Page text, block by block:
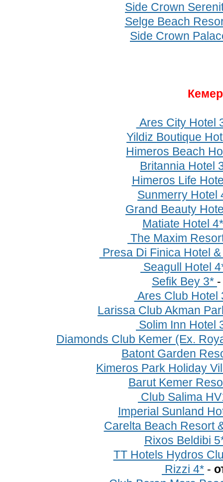
Side Crown
Selge Beach
Side Crown
Ares City Hotel
Yildiz Boutique
Himeros Beach
Britannia Hotel
Himeros Life
Sunmerry Hotel
Grand Beauty
Matiate Hotel 4*
The Maxim
Presa Di Finica Hotel
Seagull Hotel
Sefik Bey 3*
Ares Club Hotel
Larissa Club Akman
Solim Inn Hotel
Diamonds Club Kemer (Ex.
Batont Garden
Kimeros Park Holiday
Barut Kemer
Club Salima
Imperial Sunland
Carelta Beach Resort
Rixos Beldibi
TT Hotels Hydros
Rizzi 4* -